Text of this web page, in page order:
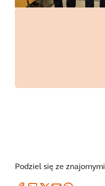
Podziel się ze znajomymi